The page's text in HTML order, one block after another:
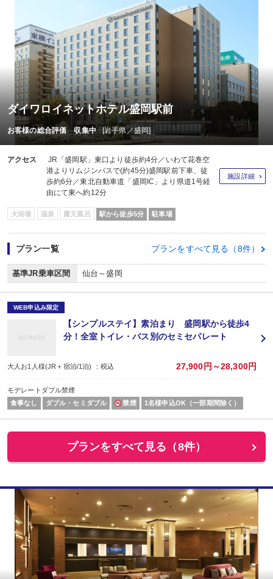
ダイワロイネットホテル盛岡駅前
お客様の総合評価 収集中 [岩手県／盛岡]
アクセス
JR「盛岡駅」東口より徒歩約4分／いわて花巻空
港よりリムジンバスで(約45分)盛岡駅前下車、徒
歩約6分／東北自動車道「盛岡IC」より県道1号経
由にて東へ約12分
施設詳細
大浴場 温泉 露天風呂 駅から徒歩5分 駐車場
プラン一覧 プランをすべて見る（8件）
基準JR乗車区間 仙台～盛岡
WEB申込み限定
【シンプルステイ】素泊まり 盛岡駅から徒歩4
分！全室トイレ・バス別のセミセパレート
大人お1人様(JR＋宿泊/1泊) ：税込 27,900円～28,300円
モデレートダブル禁煙
食事なし
ダブル・セミダブル 禁煙 1名様申込OK（一部期間除く）
プランをすべて見る（8件）